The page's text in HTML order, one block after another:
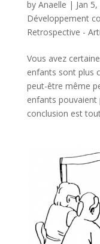
by Anaelle | Jan
Développement
Retrospective -
Vous avez
enfants sont plus
peut-être même
enfants pouvaient
conclusion est